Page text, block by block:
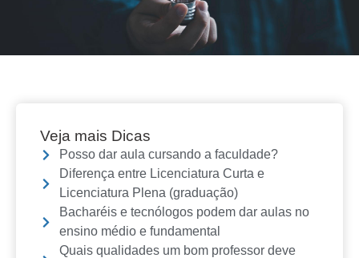
Veja mais Dicas
Posso dar aula cursando a faculdade?
Diferença entre Licenciatura Curta e
Licenciatura Plena (graduação)
Bacharéis e tecnólogos podem dar aulas no
ensino médio e fundamental
Quais qualidades um bom professor deve